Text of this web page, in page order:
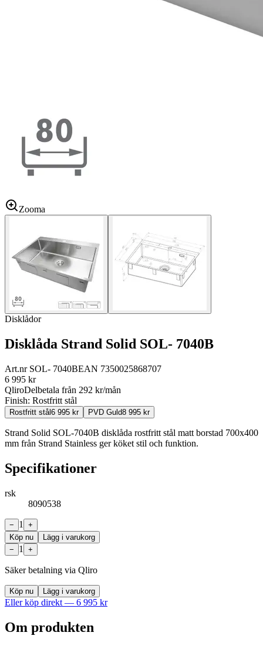
Zooma
Disklådor
Disklåda Strand Solid SOL- 7040B
Art.nr SOL- 7040BEAN 7350025868707
6 995 kr
QliroDelbetala från 292 kr/mån
Finish: Rostfritt stål
Rostfritt stål 6 995 kr PVD Guld8 995 kr
Strand Solid SOL-7040B disklåda rostfritt stål matt borstad 700x400
mm från Strand Stainless ger köket stil och funktion.
Specifikationer
rsk
8090538
− 1
+
Köp nu
Lägg i varukorg
−
1 +
Säker betalning via Qliro
Köp nu Lägg i varukorg
Eller köp direkt — 6 995 kr
Om produkten